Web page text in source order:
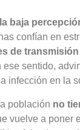
baja
confían en
de transmisión
sentido,
infección en la
población no
vuelve a poner